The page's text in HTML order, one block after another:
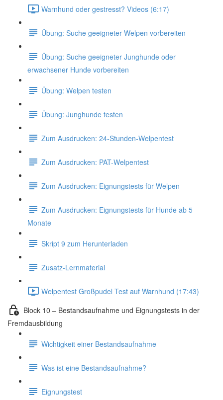
Warnhund oder gestresst? Videos (6:17)
Übung: Suche geeigneter Welpen vorbereiten
Übung: Suche geeigneter Junghunde oder
erwachsener Hunde vorbereiten
Übung: Welpen testen
Übung: Junghunde testen
Zum Ausdrucken: 24-Stunden-Welpentest
Zum Ausdrucken: PAT-Welpentest
Zum Ausdrucken: Eignungstests für Welpen
Zum Ausdrucken: Eignungstests für Hunde ab 5
Monate
Skript 9 zum Herunterladen
Zusatz-Lernmaterial
Welpentest Großpudel Test auf Warnhund (17:43)
Block 10 – Bestandsaufnahme und Eignungstests in der
Fremdausbildung
Wichtigkeit einer Bestandsaufnahme
Was ist eine Bestandsaufnahme?
Eignungstest